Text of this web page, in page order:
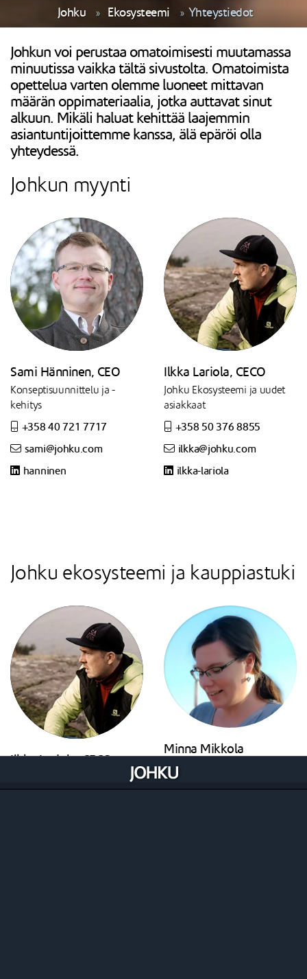
Johku Ekosysteemi Yhteystiedot
Johkun voi perustaa omatoimisesti muutamassa
minuutissa vaikka tältä sivustolta. Omatoimista
opettelua varten olemme luoneet mittavan
määrän oppimateriaalia, jotka auttavat sinut
alkuun. Mikäli haluat kehittää laajemmin
asiantuntijoittemme kanssa, älä epäröi olla
yhteydessä.
Johkun myynti
Sami Hänninen, CEO
Konseptisuunnittelu ja -
kehitys
+358 40 721 7717
sami@johku.com
hanninen
Ilkka Lariola, CECO
Johku Ekosysteemi ja uudet
asiakkaat
+358 50 376 8855
ilkka@johku.com
ilkka-lariola
Johku ekosysteemi ja kauppiastuki
Ilkka Lariola, CECO
Johku Ekosysteemi ja uudet
asiakkaat
Minna Mikkola
Viestintä, kauppiastuki
tuki@johku.com